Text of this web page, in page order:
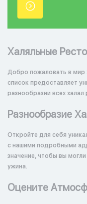
точки.
Халяльные
Добро пожаловать в мир
список предоставляет
разнообразии всех
Разнообразие
Откройте для себя
с нашими подробными
значение, чтобы вы
ужина.
Оцените